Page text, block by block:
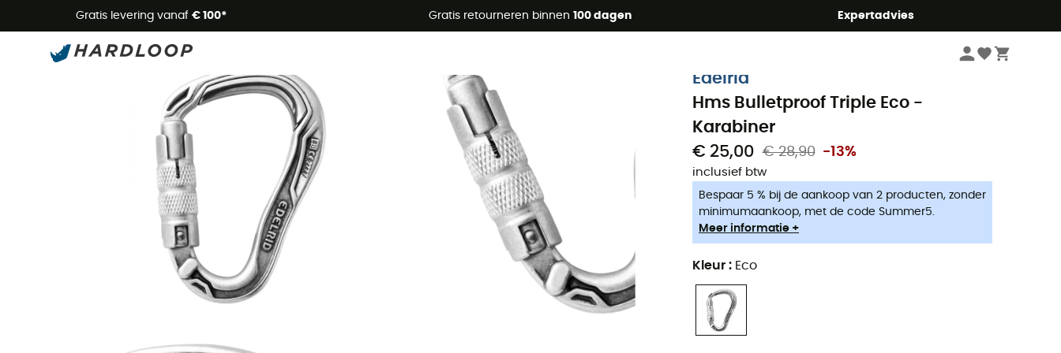
Gratis levering vanaf € 100* Gratis retourneren binnen 100 dagen Expertadvies
Zomeraanbiedingen 🔥 -5% EXTRA vanaf 2 producten* met code Summer5
Edelrid
Hms Bulletproof Triple Eco -
Karabiner
€ 25,00 € 28,90 -13%
inclusief btw
Bespaar 5 % bij de aankoop van 2 producten, zonder
minimumaankoop, met de code Summer5.
Meer informatie +
Kleur : Eco